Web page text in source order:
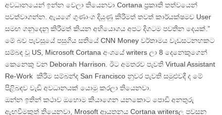
අවධානයෙන් ඉන්න වෙලා තියෙනවා Cortana ප්‍රකෘති තත්වයෙන්
පවත්වාගන්න. ඇයගේ ගුණාංග දියුණු කිරීමත් තවත් කාර්යක්ෂමව User
සමඟ ගනුදෙනු කිරීමත් කියන අභියොගය අපට දිගටම පවතින දෙයක්.”
මේ බව පැවසූයේ පසුගිය සතියේ CNN Money වර්තාමය වැඩසටනහකට
සම්බඳ වූ US, Microsoft Cortana අංශයේ writers ලා 8 දෙනෙකුගෙන්
කෙනෙකු වන Deborah Harrison. ඊට අමතරව පැවති Virtual Assistant
Re-Work කිරීම සම්බන්ද San Francisco නුවර පැවති සමුළුවදී ද මේ
පිළිබඳව වැඩි අවධානයක් යොමු කරලා තියෙනවා.
ඔන්න ඉතින් කථාව ඔහොම කියාගෙන යනකොට පොඩි අනතුරු
ඇඟවීමකුත් තියෙනවා, Mrosoft ආයතනය Cortana writersල පවසන